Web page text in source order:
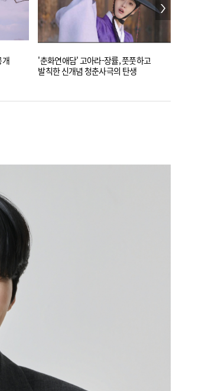
개
'춘화연애담' 고아라-장률, 풋풋하고
발칙한 신개념 청춘사극의 탄생